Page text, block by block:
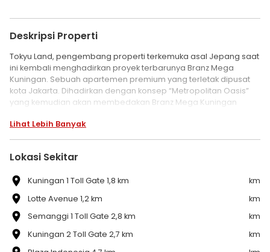
Deskripsi Properti
Tokyu Land, pengembang properti terkemuka asal Jepang saat
ini kembali menghadirkan proyek terbarunya Branz Mega
Kuningan. Sebuah apartemen premium yang terletak dipusat
kota Jakarta. Dihadirkan dengan konsep “Metropolitan Oasis”
yang kemudian akan membedakan Branz Mega Kuningan
dari Branz Mega Kuningan juga akan didesain sesuai dengan
Terletak di lokasi dan akses apartemen Branz Mega Kuningan.
Branz Mega Kuningan terletak di lokasi strategis yang dapat
diakeses dari Jl. Gatot Subroto, Jl. Satrio maupun Jl. Mega
Kuningan.
Lihat Lebih Banyak
Lokasi Sekitar
Kuningan 1 Toll Gate 1,8 km
km
Lotte Avenue 1,2 km
km
Semanggi 1 Toll Gate 2,8 km
km
Kuningan 2 Toll Gate 2,7 km
km